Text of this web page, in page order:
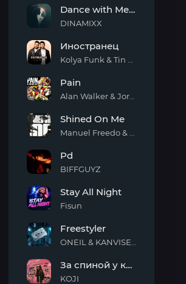
into
Light
with
Me
Dance with Me Tonight
DINAMIXX
Иностранец
Pain
On
Me
Shined On Me
Pd
BIFFGUYZ
All
Night
Stay All Night
Fisun
Freestyler
За спиной у кисы
KOJI